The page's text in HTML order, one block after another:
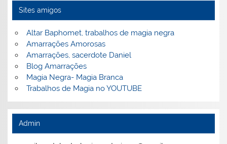
Sites amigos
Altar Baphomet, trabalhos de magia negra
Amarrações Amorosas
Amarrações, sacerdote Daniel
Blog Amarrações
Magia Negra- Magia Branca
Trabalhos de Magia no YOUTUBE
Admin